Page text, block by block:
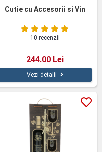
Cutie cu Accesorii si Vin
10 recenzii
244.00 Lei
Vezi detalii